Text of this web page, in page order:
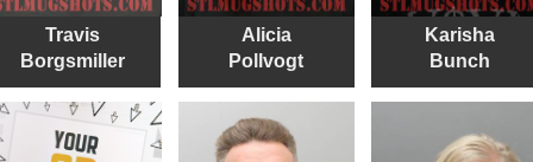
Travis
Borgsmiller
Alicia
Pollvogt
Karisha
Bunch